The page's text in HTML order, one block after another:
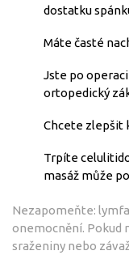
dostatku
Máte časté
Jste po
ortopedický
Chcete zlepšit
Trpíte
masáž může
Nezapomeňte:
onemocnění. Pokud
sraženiny nebo